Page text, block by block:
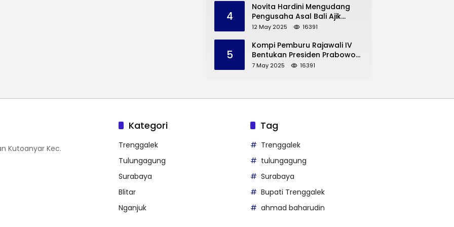
Trenggalek
4
Novita Hardini Mengudang
Pengusaha Asal Bali Ajik
Krisna, Berbagi Ilmu
dan UMKM Trenggalek
12 May 2025 16391
5
Kompi Pemburu Rajawali IV
Bentukan Presiden Prabowo
Reuni
7 May 2025 16391
Kutoanyar Kec.
Kategori
Trenggalek
Tulungagung
Surabaya
Blitar
Nganjuk
Tag
Trenggalek
tulungagung
Surabaya
Bupati Trenggalek
ahmad baharudin